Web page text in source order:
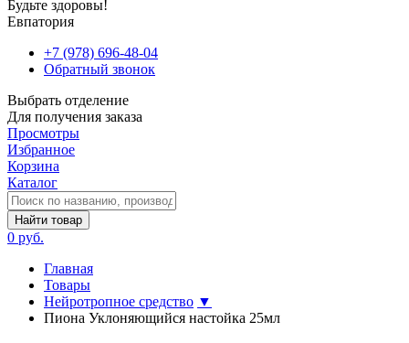
Будьте здоровы!
Евпатория
+7 (978) 696-48-04
Обратный звонок
Выбрать отделение
Для получения заказа
Просмотры
Избранное
Корзина
Каталог
Найти товар
0 руб.
Главная
Товары
Нейротропное средство ▼
Пиона Уклоняющийся настойка 25мл